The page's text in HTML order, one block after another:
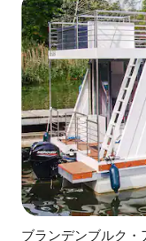
ブランデンブルク・